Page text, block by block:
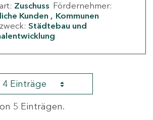
Zuschuss Fördernehmer:
Kunden
Kommunen
Städtebau und
4 Einträge
5 Einträgen.